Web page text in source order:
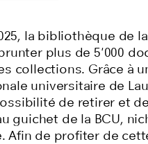
la bibliothèque de
plus de 5'000
collections. Grâce à
universitaire de
de retirer et
guichet de la BCU,
Afin de profiter de